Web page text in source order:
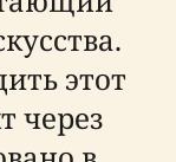
этот
через